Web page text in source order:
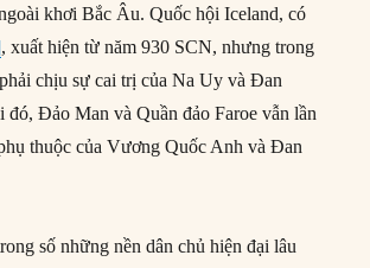
khơi Bắc Âu. Quốc hội Iceland, có
, xuất hiện từ năm 930 SCN, nhưng trong
chịu sự cai trị của Na Uy và Đan
đó, Đảo Man và Quần đảo Faroe vẫn lần
thuộc của Vương Quốc Anh và Đan
số những nền dân chủ hiện đại lâu